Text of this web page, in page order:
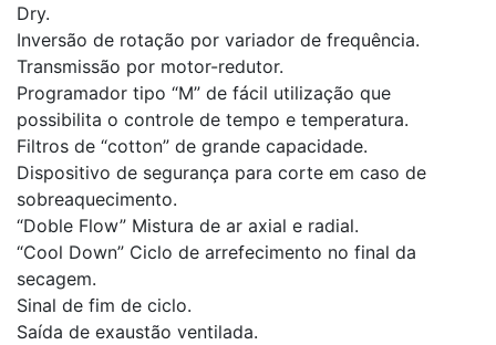
Dry.
Inversão de rotação por variador de frequência.
Transmissão por motor-redutor.
Programador tipo “M” de fácil utilização que
possibilita o controle de tempo e temperatura.
Filtros de “cotton” de grande capacidade.
Dispositivo de segurança para corte em caso de
sobreaquecimento.
“Doble Flow” Mistura de ar axial e radial.
“Cool Down” Ciclo de arrefecimento no final da
secagem.
Sinal de fim de ciclo.
Saída de exaustão ventilada.